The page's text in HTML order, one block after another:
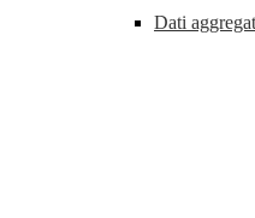
Dati